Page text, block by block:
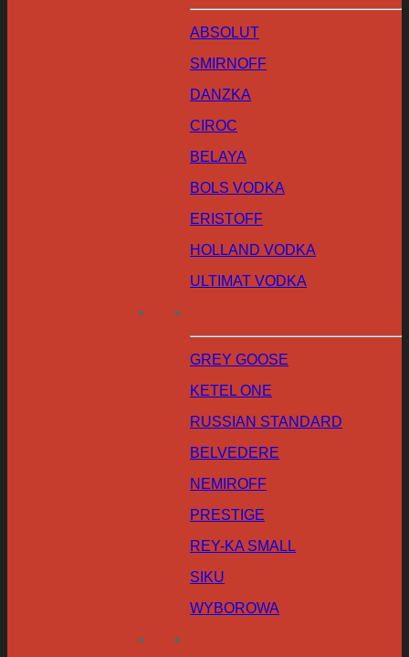
ABSOLUT
SMIRNOFF
DANZKA
CIROC
BELAYA
BOLS VODKA
ERISTOFF
HOLLAND VODKA
ULTIMAT VODKA
GREY GOOSE
KETEL ONE
RUSSIAN STANDARD
BELVEDERE
NEMIROFF
PRESTIGE
REY-KA SMALL
SIKU
WYBOROWA